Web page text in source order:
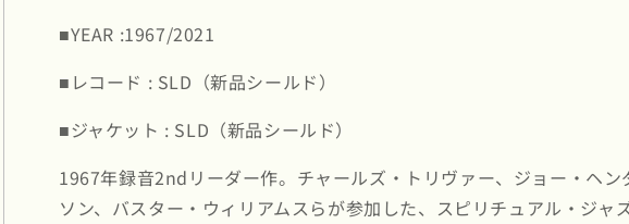
/
Vibes
(NSD819)
の
数
量
を
/
Virgo
Vibes
(NSD819)
の
量
■YEAR :1967/2021
■レコード : SLD（新品シールド）
■ジャケット : SLD（新品シールド）
1967年録音2ndリーダー作。チャールズ・トリヴァー、ジョー・ヘン
ソン、バスター・ウィリアムスらが参加した、スピリチュアル・ジャ